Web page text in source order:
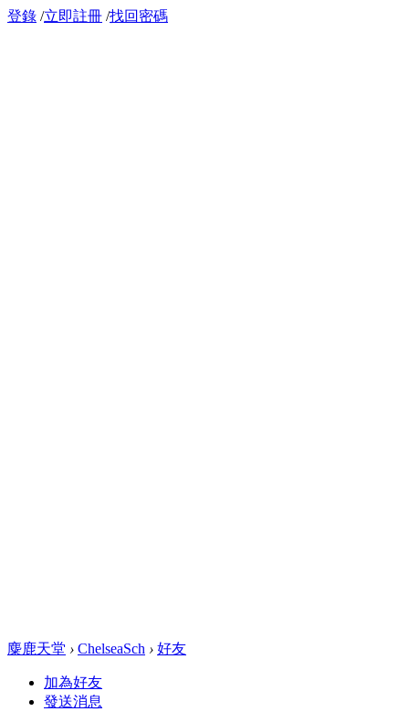
登錄 /立即註冊 /找回密碼
麋鹿天堂 › ChelseaSch › 好友
加為好友
發送消息